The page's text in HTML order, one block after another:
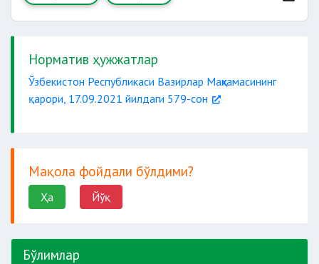
Экспертиза хулосаларининг ягона
реестри
Норматив ҳужжатлар
Ўзбекистон Республикаси Вазирлар Маҳкамасининг
қарори, 17.09.2021 йилдаги 579-сон
Мақола фойдали бўлдими?
Ҳа Йўқ
Бўлимлар